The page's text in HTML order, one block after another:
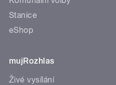
Stanice
eShop
mujRozhlas
Živé vysílání